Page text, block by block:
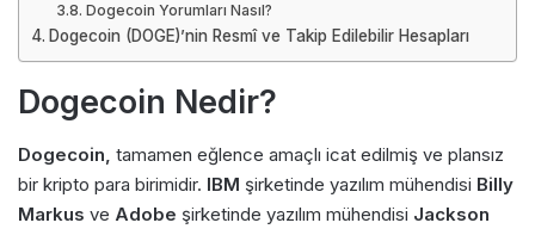
Dogecoin Yorumları Nasıl?
Dogecoin (DOGE)’nin Resmî ve Takip Edilebilir Hesapları
Dogecoin Nedir?
Dogecoin, tamamen eğlence amaçlı icat edilmiş ve plansız
bir kripto para birimidir. IBM şirketinde yazılım mühendisi Billy
Markus ve Adobe şirketinde yazılım mühendisi Jackson